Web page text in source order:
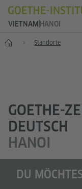
VIETNAM HANOI
Start Standorte
GOETHE-
DEUTSCH
HANOI
DU